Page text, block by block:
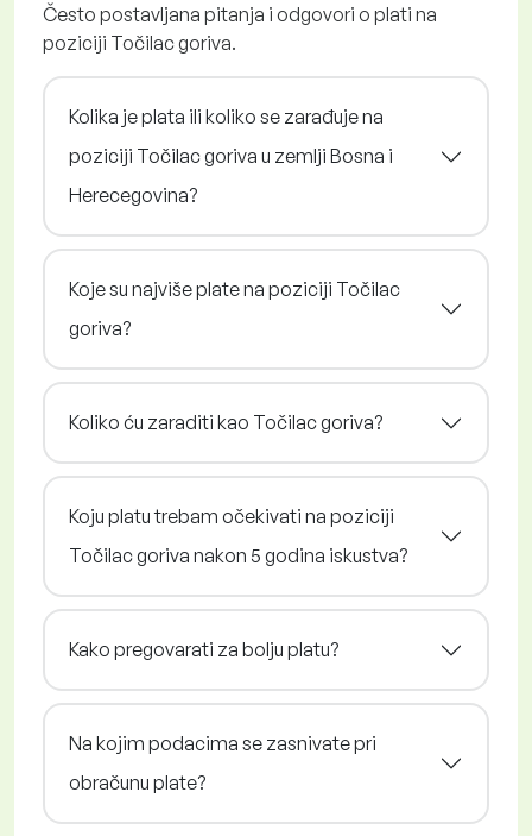
Često postavljana pitanja i odgovori o plati na
poziciji Točilac goriva.
Kolika je plata ili koliko se zarađuje na
poziciji Točilac goriva u zemlji Bosna i
Herecegovina?
Koje su najviše plate na poziciji Točilac
goriva?
Koliko ću zaraditi kao Točilac goriva?
Koju platu trebam očekivati na poziciji
Točilac goriva nakon 5 godina iskustva?
Kako pregovarati za bolju platu?
Na kojim podacima se zasnivate pri
obračunu plate?